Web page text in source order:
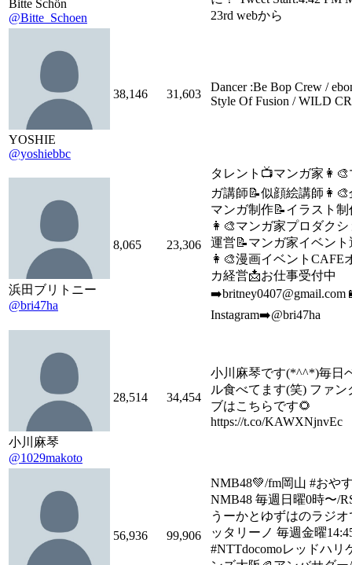
Bitte Schön
@Bitte_Schoen
23rd webから
YOSHIE
@yoshiebbc
38,146 31,603
Dancer :Be Bop Crew /
Style Of Fusion / WILD
浜田ブリトニー
@bri47ha
8,065 23,306
タレント📺マンガ家👩‍🎨
ガ講師📝似顔絵講師👩‍🎨
マンガ制作📝イラスト制
👩‍🎨マンガ家プロダクシ
運営📝マンガ家イベント
👩‍🎨漫画イベントCAFE
カ経営📩お仕事受付中
➡️britney0407@gmail.com
Instagram➡️@bri47ha
小川麻琴
@1029makoto
28,514 34,454
小川麻琴です(*^^*)毎日
ル食べてます(笑) ファン
ブはこちらです🌻
https://t.co/KAWXNjnvEc
56,936 99,906
NMB48💚/fm岡山 #おや
NMB48 毎週日曜0時〜/
うーかとゆずはのラジオ
ッタリーノ 毎週金曜
#NTTdocomoレッドハリ